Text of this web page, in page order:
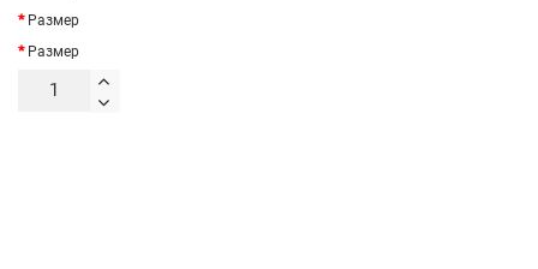
Размер
Размер